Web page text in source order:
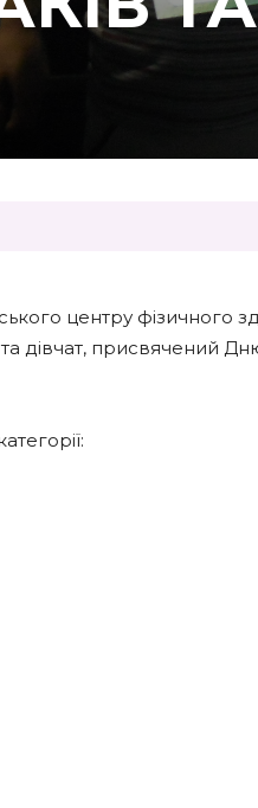
центру фізичного
дівчат, присвячений